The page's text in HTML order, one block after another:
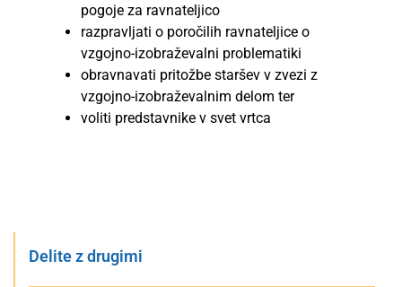
pogoje za ravnateljico
razpravljati o poročilih ravnateljice o
vzgojno-izobraževalni problematiki
obravnavati pritožbe staršev v zvezi z
vzgojno-izobraževalnim delom ter
voliti predstavnike v svet vrtca
Delite z drugimi